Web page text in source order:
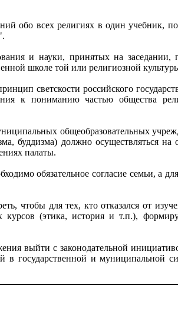
обо всех религиях в один учебник,
и науки, принятых на
школе той или религиозной
светскости российского
к пониманию частью общества
общеобразовательных
буддизма) должно осуществляться
палаты.
обязательное согласие семьи, а
чтобы для тех, кто отказался от
курсов (этика, история и т.п.),
выйти с законодательной
в государственной и муниципальной